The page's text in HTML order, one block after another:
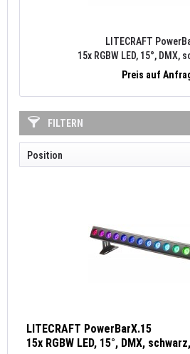
LITECRAFT
15x RGBW LED, 15°, DMX,
Preis auf
FILTERN
LITECRAFT PowerBarX.15
15x RGBW LED, 15°, DMX,